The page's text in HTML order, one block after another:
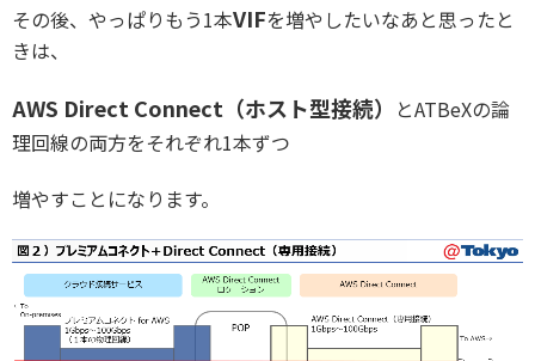
その後、やっぱりもう1本VIFを増やしたいなあと思ったと
きは、
AWS Direct Connect（ホスト型接続）
とATBeXの論
理回線の両方をそれぞれ1本ずつ
増やすことになります。